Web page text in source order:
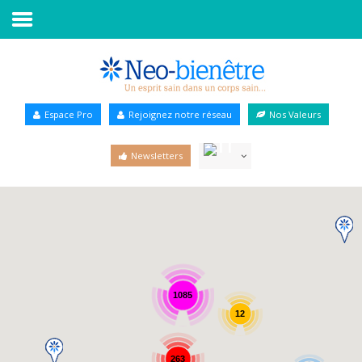
Annuaire Bien-être
Espace Pro Rejoignez notre réseau Nos Valeurs
Newsletters
1085
263
12